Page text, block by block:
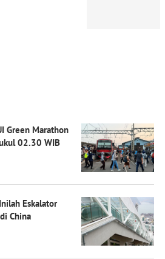
Green Marathon
02.30 WIB
Eskalator
China